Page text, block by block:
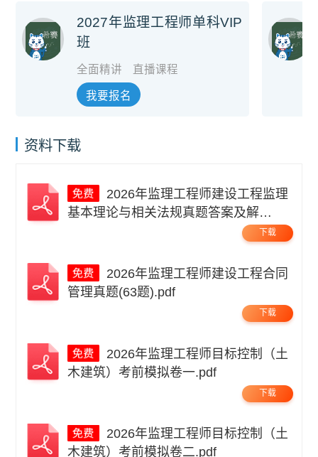
2027年监理工程师单科VIP
班
全面精讲 直播课程
我要报名
资料下载
基本理论与相关法规真题答案及解
下载
管理真题(63题).pdf
下载
木建筑）考前模拟卷一.pdf
下载
木建筑）考前模拟卷二.pdf